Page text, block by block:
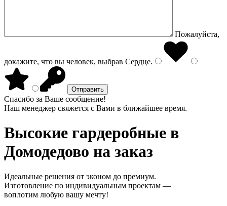
Пожалуйста,
докажите, что вы человек, выбрав Сердце.
Спасибо за Ваше сообщение!
Наш менеджер свяжется с Вами в ближайшее время.
Высокие гардеробные в
Домодедово на заказ
Идеальные решения от эконом до премиум.
Изготовление по индивидуальным проектам —
воплотим любую вашу мечту!